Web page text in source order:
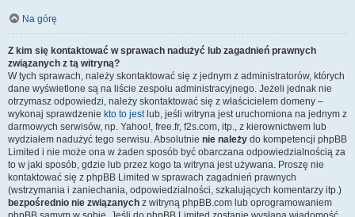
Na górę
Z kim się kontaktować w sprawach nadużyć lub zagadnień prawnych
związanych z tą witryną?
W tych sprawach, należy skontaktować się z jednym z administratorów, których
dane wyświetlone są na liście zespołu administracyjnego. Jeżeli jednak nie
otrzymasz odpowiedzi, należy skontaktować się z właścicielem domeny –
wykonaj sprawdzenie kto to jestlub, jeśli witryna jest uruchomiona na jednym z
darmowych serwisów, np. Yahoo!, free.fr, f2s.com, itp., z kierownictwem lub
wydziałem nadużyć tego serwisu. Absolutnie nie należy do kompetencji phpBB
Limited i nie może ona w żaden sposób być obarczana odpowiedzialnością za
to w jaki sposób, gdzie lub przez kogo ta witryna jest używana. Proszę nie
kontaktować się z phpBB Limited w sprawach zagadnień prawnych
(wstrzymania i zaniechania, odpowiedzialności, szkalujących komentarzy itp.)
bezpośrednio nie związanych z witryną phpBB.com lub oprogramowaniem